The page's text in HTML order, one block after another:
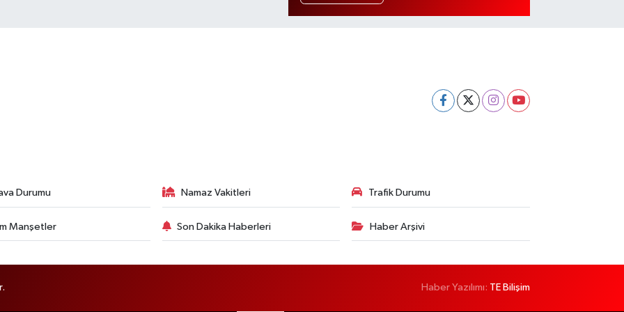
Durumu Namaz Vakitleri Trafik Durumu
Manşetler Son Dakika Haberleri Haber Arşivi
Haber Yazılımı: TE Bilişim